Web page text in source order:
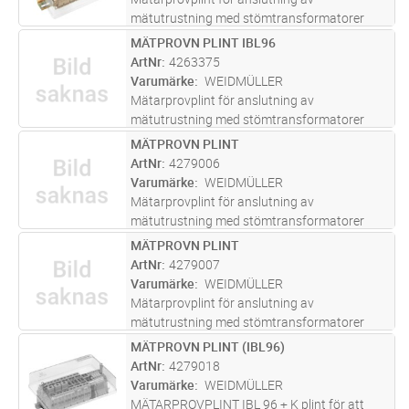
mätutrustning med stömtransformatorer
enligt IBL
ST Lägg i kundvagn
MÄTPROVN PLINT IBL96
ArtNr 4263375
Varumärke
WEIDMÜLLER
Mätarprovplint för anslutning av
mätutrustning med stömtransformatorer
enligt IBL
ST Lägg i kundvagn
MÄTPROVN PLINT
ArtNr 4279006
Varumärke
WEIDMÜLLER
Mätarprovplint för anslutning av
mätutrustning med stömtransformatorer
enligt IBL
ST Lägg i kundvagn
MÄTPROVN PLINT
ArtNr 4279007
Varumärke
WEIDMÜLLER
Mätarprovplint för anslutning av
mätutrustning med stömtransformatorer
enligt IBL
ST Lägg i kundvagn
MÄTPROVN PLINT (IBL96)
ArtNr 4279018
Varumärke
WEIDMÜLLER
MÄTARPROVPLINT IBL 96 + K plint för att